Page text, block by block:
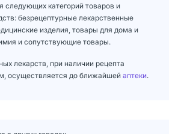
следующих категорий товаров и
безрецептурные лекарственные
изделия, товары для дома и
и сопутствующие товары.
лекарств, при наличии рецепта
осуществляется до ближайшей аптеки.